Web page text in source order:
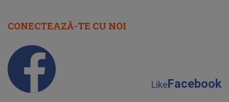
CONECTEAZĂ-TE CU NOI
LikeFacebook